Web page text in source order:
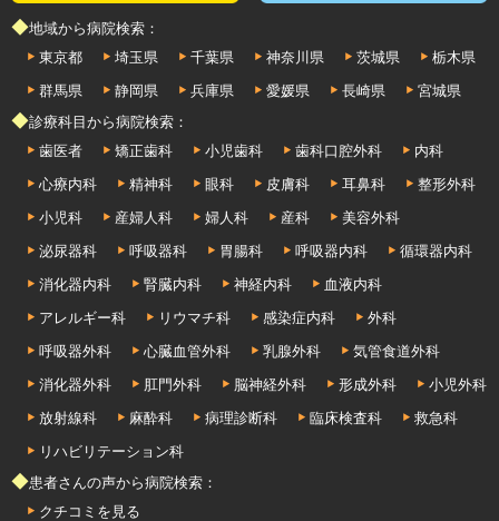
◆地域から病院検索：
東京都
埼玉県 千葉県 神奈川県 茨城県
栃木県
群馬県
静岡県 兵庫県 愛媛県 長崎県
宮城県
◆診療科目から病院検索：
歯医者
矯正歯科 小児歯科 歯科口腔外科
内科
心療内科
精神科 眼科 皮膚科 耳鼻科
整形外科
小児科
産婦人科 婦人科 産科
美容外科
泌尿器科
呼吸器科 胃腸科 呼吸器内科
循環器内科
消化器内科
腎臓内科 神経内科
血液内科
アレルギー科
リウマチ科 感染症内科
外科
呼吸器外科
心臓血管外科 乳腺外科
気管食道外科
消化器外科
肛門外科 脳神経外科 形成外科
小児外科
放射線科
麻酔科 病理診断科 臨床検査科
救急科
リハビリテーション科
◆患者さんの声から病院検索：
クチコミを見る